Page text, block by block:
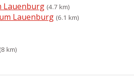
Lauenburg (4.7 km)
Lauenburg (6.1 km)
(8 km)